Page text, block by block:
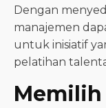
Dengan
manajemen
untuk inisiatif
pelatihan
Memilih